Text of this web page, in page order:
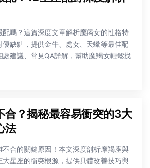
配嗎？這篇深度文章解析魔羯女的性格特
優缺點，提供金牛、處女、天蠍等最佳配
建議、常見QA詳解，幫助魔羯女輕鬆找
合？揭秘最容易衝突的3大
法
不合的關鍵原因！本文深度剖析摩羯座與
大星座的衝突根源，提供具體改善技巧與